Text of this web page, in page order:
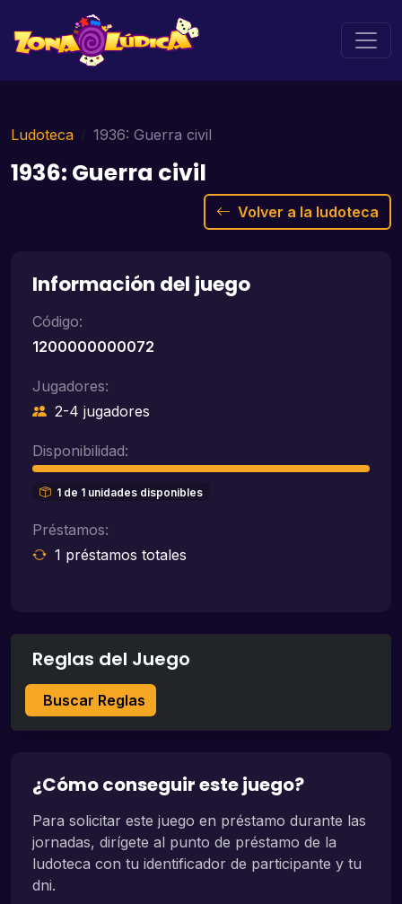
Ludoteca 1936: Guerra civil
1936: Guerra civil
Volver a la ludoteca
Información del juego
Código:
1200000000072
Jugadores:
2-4 jugadores
Disponibilidad:
1 de 1 unidades disponibles
Préstamos:
1 préstamos totales
Reglas del Juego
Buscar Reglas
¿Cómo conseguir este juego?
Para solicitar este juego en préstamo durante las
jornadas, dirígete al punto de préstamo de la
ludoteca con tu identificador de participante y tu
dni.